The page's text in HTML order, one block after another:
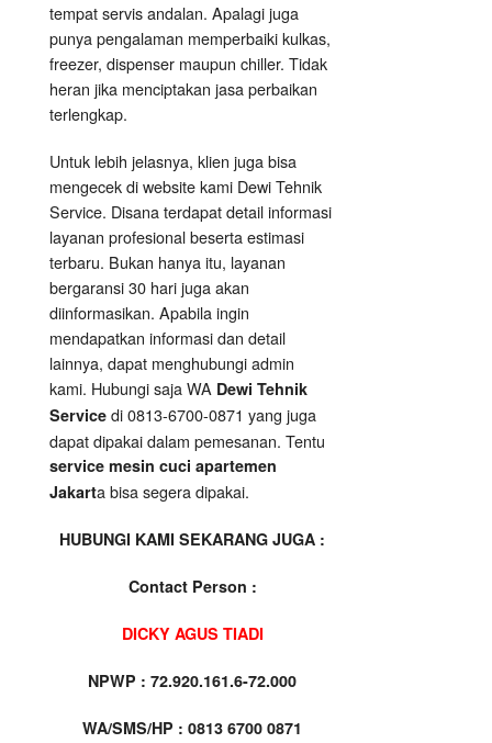
tempat servis andalan. Apalagi juga
punya pengalaman memperbaiki kulkas,
freezer, dispenser maupun chiller. Tidak
heran jika menciptakan jasa perbaikan
terlengkap.
Untuk lebih jelasnya, klien juga bisa
mengecek di website kami Dewi Tehnik
Service. Disana terdapat detail informasi
layanan profesional beserta estimasi
terbaru. Bukan hanya itu, layanan
bergaransi 30 hari juga akan
diinformasikan. Apabila ingin
mendapatkan informasi dan detail
lainnya, dapat menghubungi admin
kami. Hubungi saja WA Dewi Tehnik
Service di 0813-6700-0871 yang juga
dapat dipakai dalam pemesanan. Tentu
service mesin cuci apartemen
Jakarta bisa segera dipakai.
HUBUNGI KAMI SEKARANG JUGA :
Contact Person :
DICKY AGUS TIADI
NPWP : 72.920.161.6-72.000
WA/SMS/HP : 0813 6700 0871